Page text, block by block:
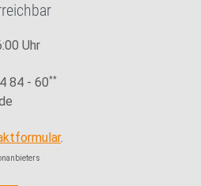
Uhr
84 - 60**
.